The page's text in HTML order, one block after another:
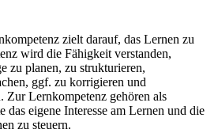
zielt darauf, das Lernen zu
wird die Fähigkeit verstanden,
zu planen, zu strukturieren,
ggf. zu korrigieren und
Zur Lernkompetenz gehören als
das eigene Interesse am Lernen und die
zu steuern.